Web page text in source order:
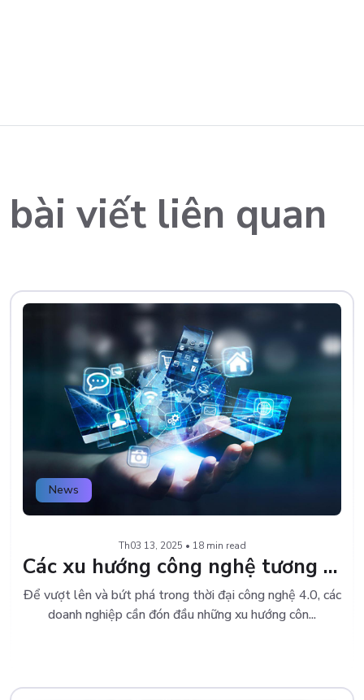
bài viết liên quan
News
Th03 13, 2025 • 18 min read
Các xu hướng công nghệ tương lai đáng mong chờ nhất
Để vượt lên và bứt phá trong thời đại công nghệ 4.0, các
doanh nghiệp cần đón đầu những xu hướng côn...